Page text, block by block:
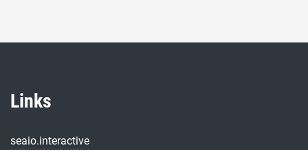
Links
seaio.interactive